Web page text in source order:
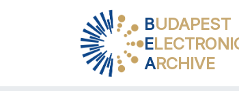
BUDAPEST
E
ARCHIVE